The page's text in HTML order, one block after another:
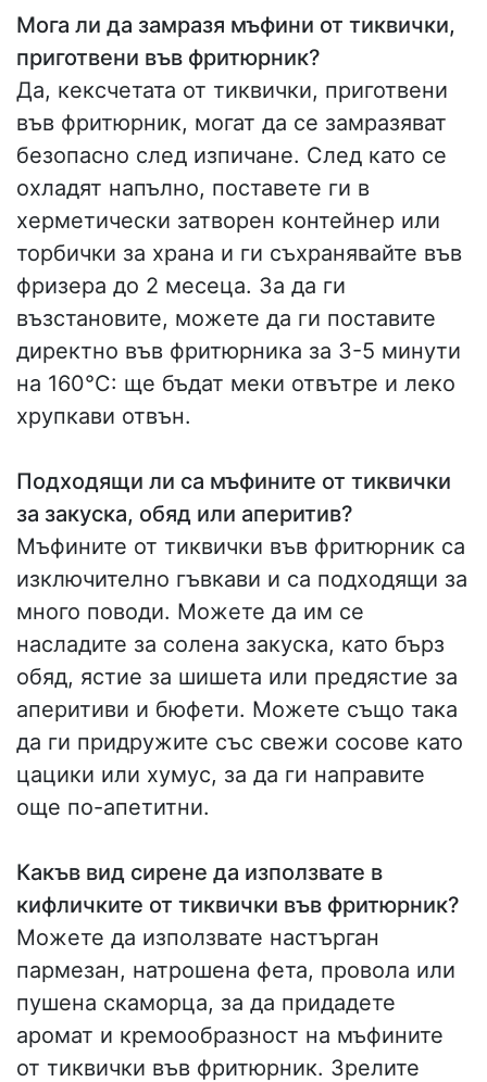
Мога ли да замразя мъфини от тиквички,
приготвени във фритюрник?
Да, кексчетата от тиквички, приготвени
във фритюрник, могат да се замразяват
безопасно след изпичане. След като се
охладят напълно, поставете ги в
херметически затворен контейнер или
торбички за храна и ги съхранявайте във
фризера до 2 месеца. За да ги
възстановите, можете да ги поставите
директно във фритюрника за 3-5 минути
на 160°C: ще бъдат меки отвътре и леко
хрупкави отвън.
Подходящи ли са мъфините от тиквички
за закуска, обяд или аперитив?
Мъфините от тиквички във фритюрник са
изключително гъвкави и са подходящи за
много поводи. Можете да им се
насладите за солена закуска, като бърз
обяд, ястие за шишета или предястие за
аперитиви и бюфети. Можете също така
да ги придружите със свежи сосове като
цацики или хумус, за да ги направите
още по-апетитни.
Какъв вид сирене да използвате в
кифличките от тиквички във фритюрник?
Можете да използвате настърган
пармезан, натрошена фета, провола или
пушена скаморца, за да придадете
аромат и кремообразност на мъфините
от тиквички във фритюрник. Зрелите